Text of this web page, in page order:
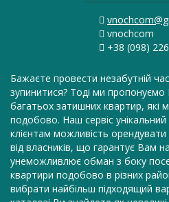
vnochcom
+38 (098)
Бажаєте провести незабутній
зупинитися? Тоді ми
багатьох затишних квартир, які
подобово. Наш сервіс
клієнтам можливість
від власників, що гарантує Вам
унеможливлює обман з боку
квартири подобово в різних
вибрати найбільш підходящий